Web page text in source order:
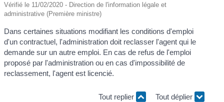
Vérifié le 11/02/2020 - Direction de l'information légale et
administrative (Première ministre)
Dans certaines situations modifiant les conditions d'emploi
d'un contractuel, l'administration doit reclasser l'agent qui le
demande sur un autre emploi. En cas de refus de l'emploi
proposé par l'administration ou en cas d'impossibilité de
reclassement, l'agent est licencié.
Tout replier Tout déplier